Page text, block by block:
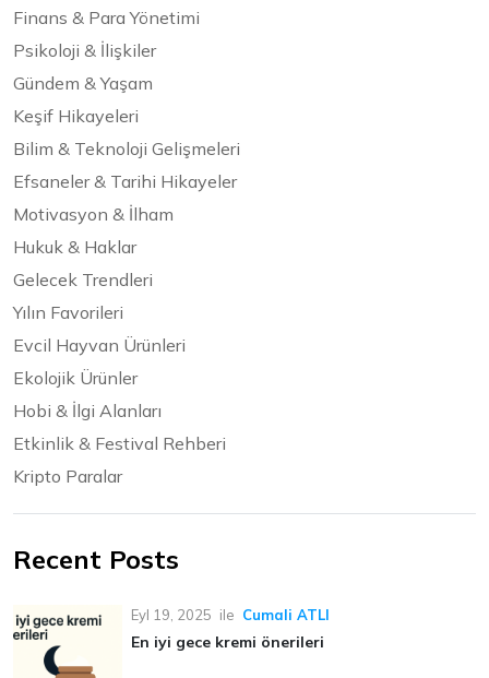
Finans & Para Yönetimi
Psikoloji & İlişkiler
Gündem & Yaşam
Keşif Hikayeleri
Bilim & Teknoloji Gelişmeleri
Efsaneler & Tarihi Hikayeler
Motivasyon & İlham
Hukuk & Haklar
Gelecek Trendleri
Yılın Favorileri
Evcil Hayvan Ürünleri
Ekolojik Ürünler
Hobi & İlgi Alanları
Etkinlik & Festival Rehberi
Kripto Paralar
Recent Posts
Eyl 19, 2025 ile Cumali ATLI
En iyi gece kremi önerileri